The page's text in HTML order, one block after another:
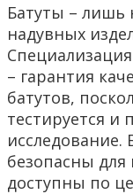
Батуты – лишь
надувных
– гарантия
батутов,
тестируется и
исследование.
безопасны
доступны по